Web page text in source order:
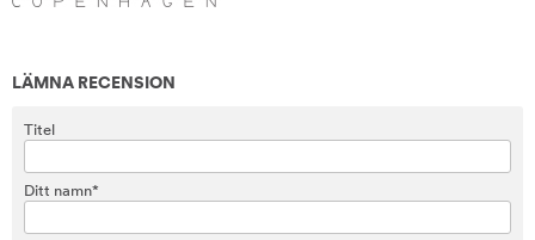
LÄMNA RECENSION
Titel
Ditt namn*